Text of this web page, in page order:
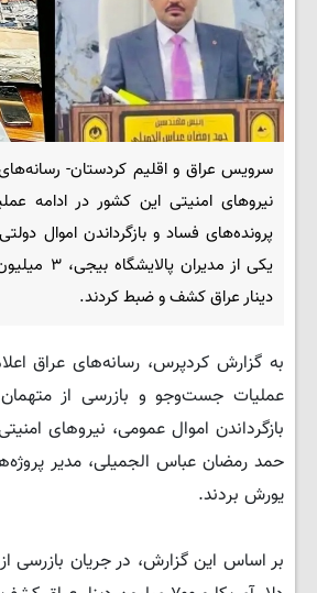
سرویس عراق و اقلیم کردستان-
نیروهای امنیتی این کشور در ادامه
پرونده‌های فساد و بازگرداندن اموال
دینار عراق کشف و ضبط کردند.
به گزارش کردپرس، رسانه‌های عراق
عملیات جست‌وجو و بازرسی از
بازگرداندن اموال عمومی، نیروهای
حمد رمضان عباس الجمیلی، مدیر
یورش بردند.